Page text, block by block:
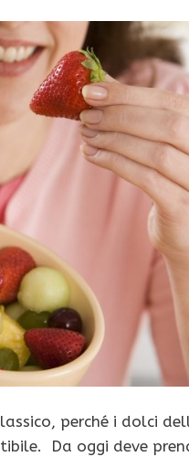
perché i dolci
Da oggi deve